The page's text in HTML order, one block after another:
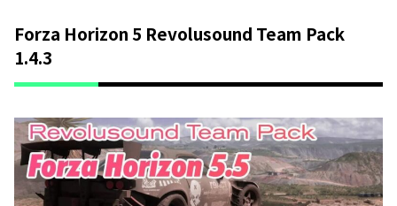
Forza Horizon 5 Revolusound Team Pack
1.4.3